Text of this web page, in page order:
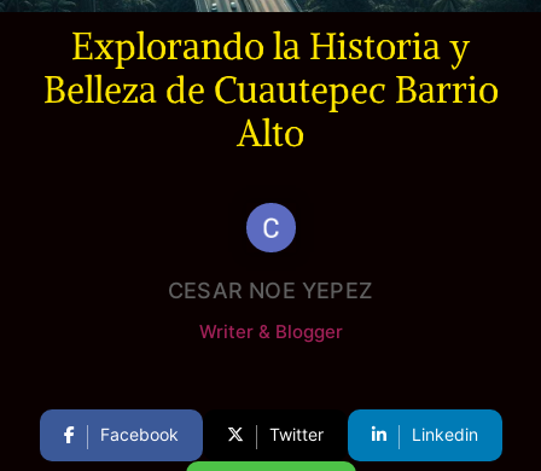
Explorando la Historia y
Belleza de Cuautepec Barrio
Alto
CESAR NOE YEPEZ
Writer & Blogger
Facebook Twitter Linkedin